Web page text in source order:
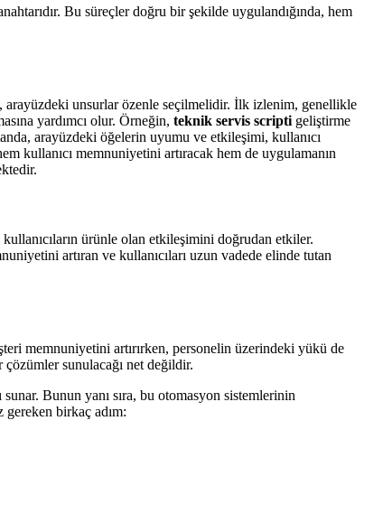
Bu süreçler doğru bir şekilde uygulandığında, hem
arayüzdeki unsurlar özenle seçilmelidir. İlk izlenim, genellikle
yardımcı olur. Örneğin, teknik servis scripti geliştirme
arayüzdeki öğelerin uyumu ve etkileşimi, kullanıcı
kullanıcı memnuniyetini artıracak hem de uygulamanın
kullanıcıların ürünle olan etkileşimini doğrudan etkiler.
artıran ve kullanıcıları uzun vadede elinde tutan
memnuniyetini artırırken, personelin üzerindeki yükü de
sunulacağı net değildir.
Bunun yanı sıra, bu otomasyon sistemlerinin
birkaç adım: